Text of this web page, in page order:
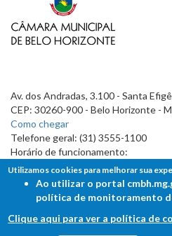
Av. dos Andradas, 3.100 - Santa
CEP: 30260-900 - Belo Horizonte -
Como chegar
Telefone geral: (31) 3555-1100
Horário de funcionamento:
7h às 19h
Utilizamos cookies para melhorar sua
Ao utilizar o portal
política de monitoramento
Clique aqui para ver a política de